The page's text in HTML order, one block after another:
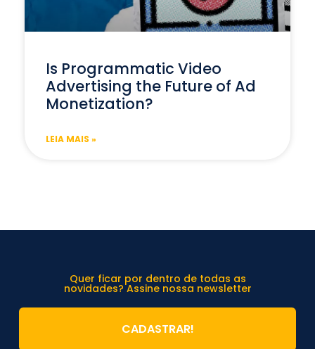
Is Programmatic Video
Advertising the Future of Ad
Monetization?
LEIA MAIS »
Quer ficar por dentro de todas as
novidades? Assine nossa newsletter
CADASTRAR!